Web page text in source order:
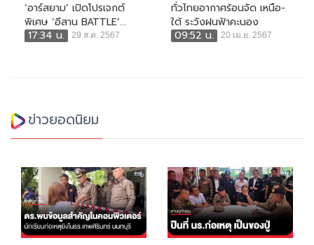
‘อาร์สยาม’ เปิดโปรเจกต์
พิเศษ ‘อีสาน BATTLE’...
17:34 น.
29 ส.ค. 2567
ทั่วไทยอากาศร้อนจัด เหนือ-
ใต้ ระวังฝนฟ้าคะนอง
09:52 น.
20 เม.ย. 2567
ข่าวยอดนิยม